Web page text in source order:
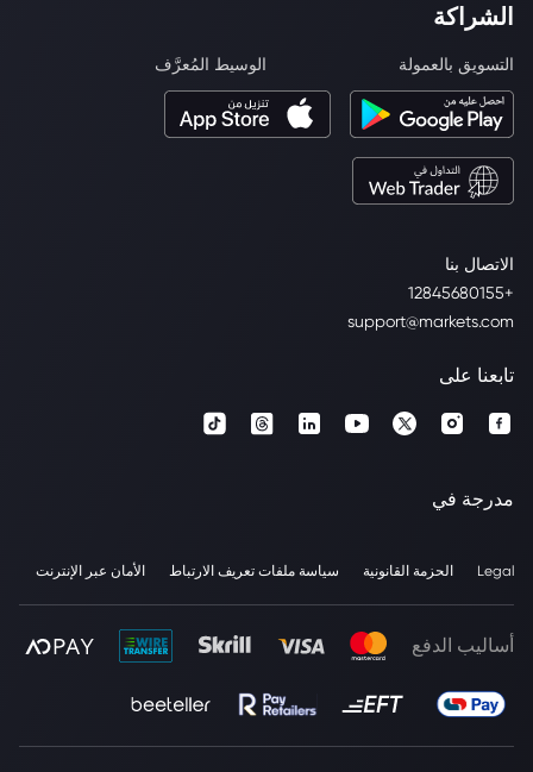
الاتصال بنا
+12845680155
support@markets.com
الشراكة
التسويق بالعمولة الوسيط المُعرَّف
تابعنا على
مدرجة في
Legal الحزمة القانونية سياسة ملفات تعريف الارتباط الأمان عبر الإنترنت
أساليب الدفع